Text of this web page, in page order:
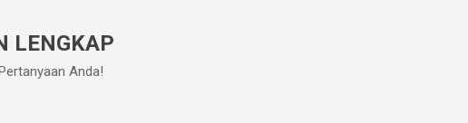
LENGKAP
Anda!